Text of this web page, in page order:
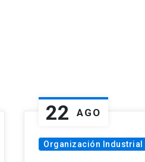
22 AGO
Organización Industrial